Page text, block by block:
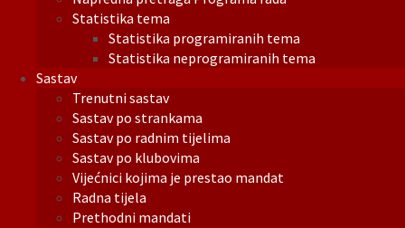
Statistika tema
Statistika programiranih tema
Statistika neprogramiranih tema
Sastav
Trenutni sastav
Sastav po strankama
Sastav po radnim tijelima
Sastav po klubovima
Vijećnici kojima je prestao mandat
Radna tijela
Prethodni mandati